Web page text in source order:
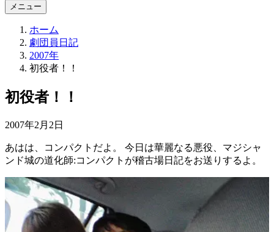
メニュー
ホーム
劇団員日記
2007年
初役者！！
初役者！！
2007年2月2日
あはは、コンパクトだよ。 今日は華麗なる悪役、マジシャ
ンド城の道化師:コンパクトが稽古場日記をお送りするよ。